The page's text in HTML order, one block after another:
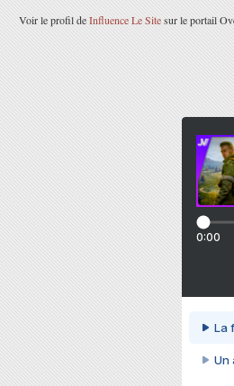
Voir le profil deInfluence Le Sitesur le portail
0:00
La
Un